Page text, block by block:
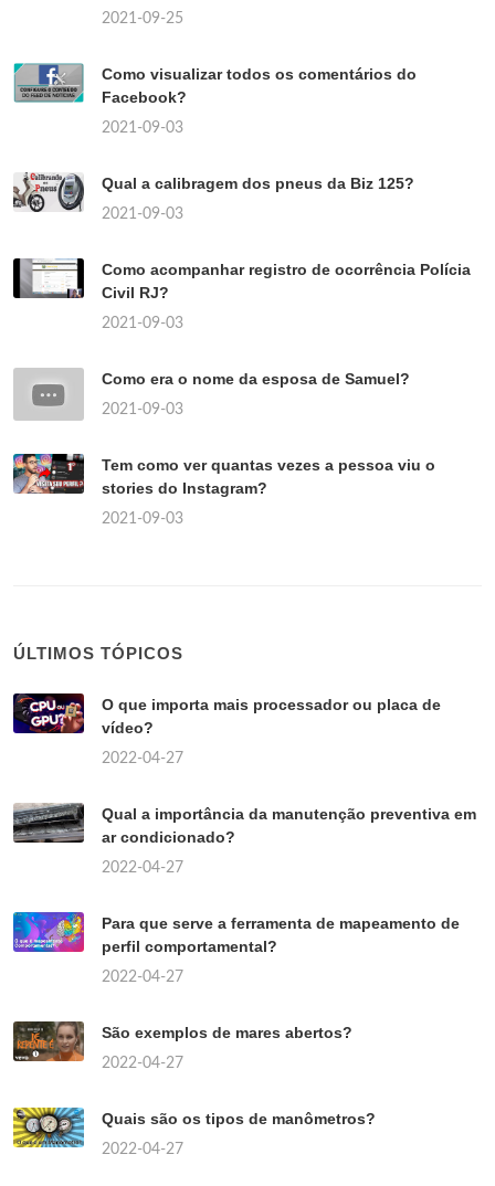
2021-09-25
Como visualizar todos os comentários do
Facebook?
2021-09-03
Qual a calibragem dos pneus da Biz 125?
2021-09-03
Como acompanhar registro de ocorrência Polícia
Civil RJ?
2021-09-03
Como era o nome da esposa de Samuel?
2021-09-03
Tem como ver quantas vezes a pessoa viu o
stories do Instagram?
2021-09-03
ÚLTIMOS TÓPICOS
O que importa mais processador ou placa de
vídeo?
2022-04-27
Qual a importância da manutenção preventiva em
ar condicionado?
2022-04-27
Para que serve a ferramenta de mapeamento de
perfil comportamental?
2022-04-27
São exemplos de mares abertos?
2022-04-27
Quais são os tipos de manômetros?
2022-04-27